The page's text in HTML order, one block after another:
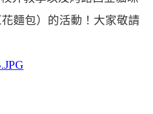
花麵包）的活動！大家敬請